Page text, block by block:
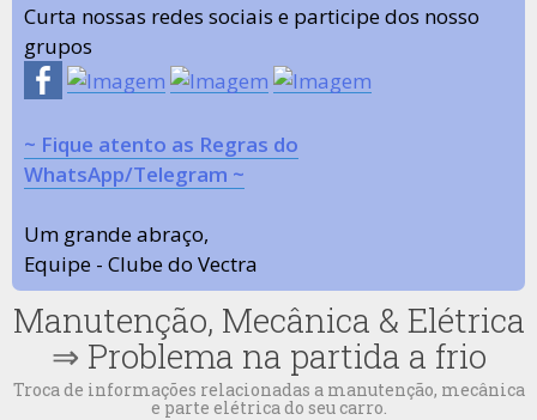
Curta nossas redes sociais e participe dos nosso
grupos
~ Fique atento as Regras do
WhatsApp/Telegram ~
Um grande abraço,
Equipe - Clube do Vectra
Manutenção, Mecânica & Elétrica
⇒ Problema na partida a frio
Troca de informações relacionadas a manutenção, mecânica
e parte elétrica do seu carro.